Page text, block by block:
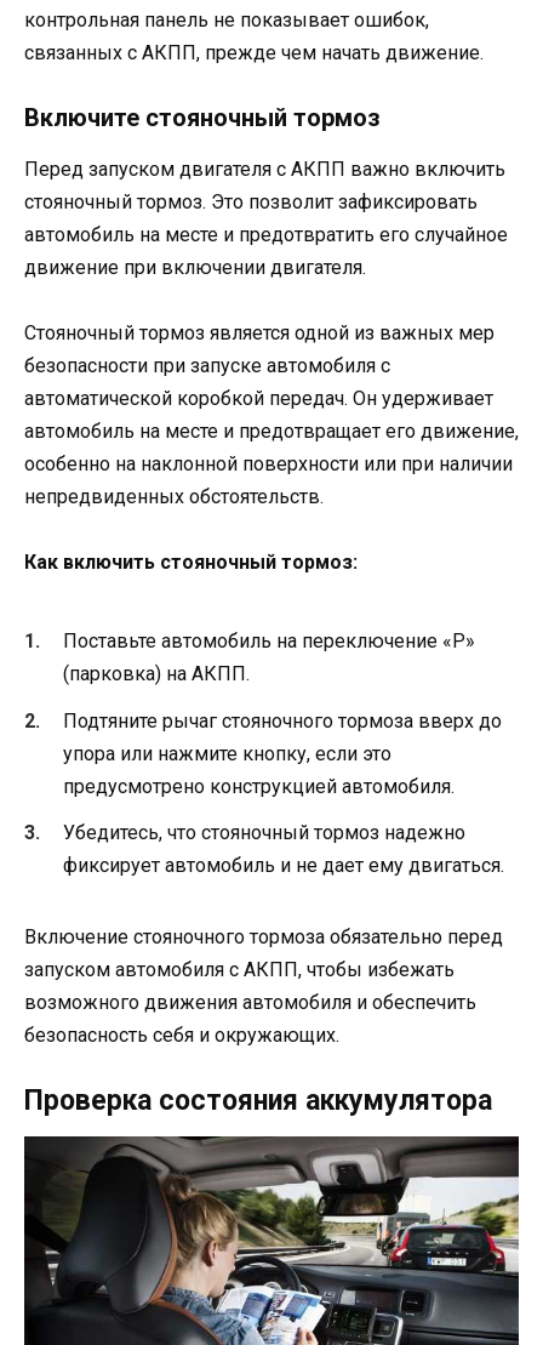
контрольная панель не показывает ошибок,
связанных с АКПП, прежде чем начать движение.
Включите стояночный тормоз
Перед запуском двигателя с АКПП важно включить
стояночный тормоз. Это позволит зафиксировать
автомобиль на месте и предотвратить его случайное
движение при включении двигателя.
Стояночный тормоз является одной из важных мер
безопасности при запуске автомобиля с
автоматической коробкой передач. Он удерживает
автомобиль на месте и предотвращает его движение,
особенно на наклонной поверхности или при наличии
непредвиденных обстоятельств.
Как включить стояночный тормоз:
Поставьте автомобиль на переключение «P»
(парковка) на АКПП.
Подтяните рычаг стояночного тормоза вверх до
упора или нажмите кнопку, если это
предусмотрено конструкцией автомобиля.
Убедитесь, что стояночный тормоз надежно
фиксирует автомобиль и не дает ему двигаться.
Включение стояночного тормоза обязательно перед
запуском автомобиля с АКПП, чтобы избежать
возможного движения автомобиля и обеспечить
безопасность себя и окружающих.
Проверка состояния аккумулятора